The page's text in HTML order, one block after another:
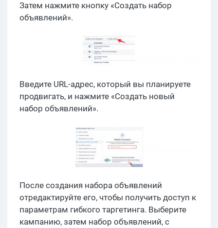
Затем нажмите кнопку «Создать набор
объявлений».
Введите URL-адрес, который вы планируете
продвигать, и нажмите «Создать новый
набор объявлений».
После создания набора объявлений
отредактируйте его, чтобы получить доступ к
параметрам гибкого таргетинга. Выберите
кампанию, затем набор объявлений, с